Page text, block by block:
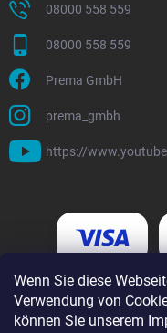
Wenn Sie diese
Verwendung von
können Sie unserem
08000 558 559
08000 558 559
Prema GmbH
prema_gmbh
https://